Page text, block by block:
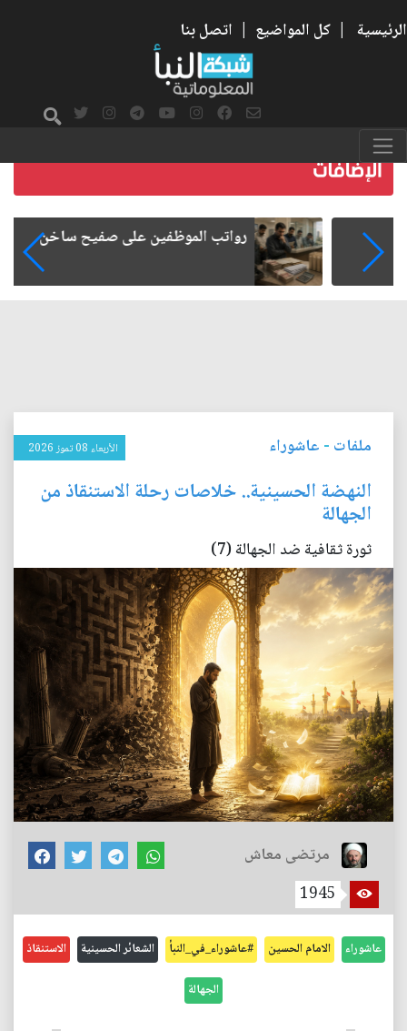
الرئيسية | كل المواضيع | اتصل بنا
رواتب الموظفين على صفيح ساخن
ملفات - عاشوراء الأربعاء 08 تموز 2026
النهضة الحسينية.. خلاصات رحلة الاستنقاذ من
الجهالة
ثورة ثقافية ضد الجهالة (7)
مرتضى معاش
1945
عاشوراء الامام الحسين #عاشوراء_في_النبأ الشعائر الحسينية الاستنقاذ
الجهالة